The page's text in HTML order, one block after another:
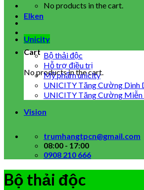
No products in the cart.
Cart
No products in the cart.
Elken
Unicity
Bộ thải độc
Hỗ trợ điều trị
Mỹ phẩm unicity
UNICITY Tăng Cường Dinh
UNICITY Tăng Cường Miễn
Vision
trumhangtpcn@gmail.com
08:00 - 17:00
0908 210 666
Bộ thải độc